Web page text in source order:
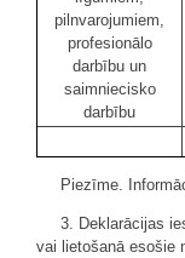
pilnvarojumiem,
profesionālo
darbību un
saimniecisko
darbību
Piezīme.
3. Deklarācijas
vai lietošanā esošie